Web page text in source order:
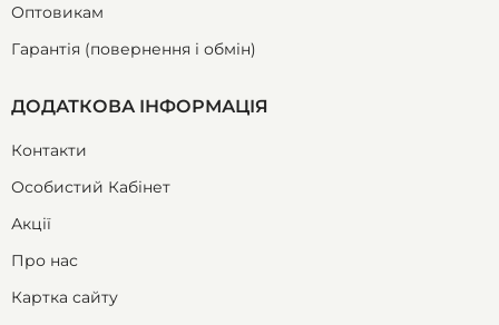
Оптовикам
Гарантія (повернення і обмін)
ДОДАТКОВА ІНФОРМАЦІЯ
Контакти
Особистий Кабінет
Акції
Про нас
Картка сайту